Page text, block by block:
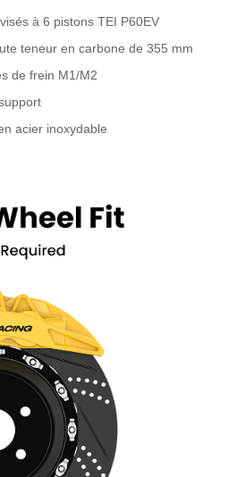
à 6 pistons TEI P60EV
teneur en carbone de 355 mm
de frein M1/M2
acier inoxydable